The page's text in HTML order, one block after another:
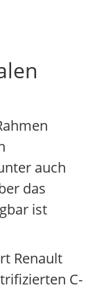
auch
das
ist
Renault
C-